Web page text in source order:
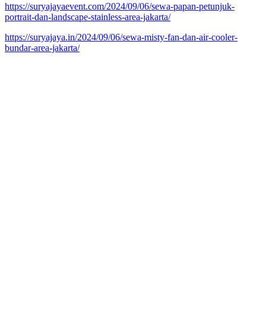
https://suryajayaevent.com/2024/09/06/sewa-papan-petunjuk-
portrait-dan-landscape-stainless-area-jakarta/
https://suryajaya.in/2024/09/06/sewa-misty-fan-dan-air-cooler-
bundar-area-jakarta/